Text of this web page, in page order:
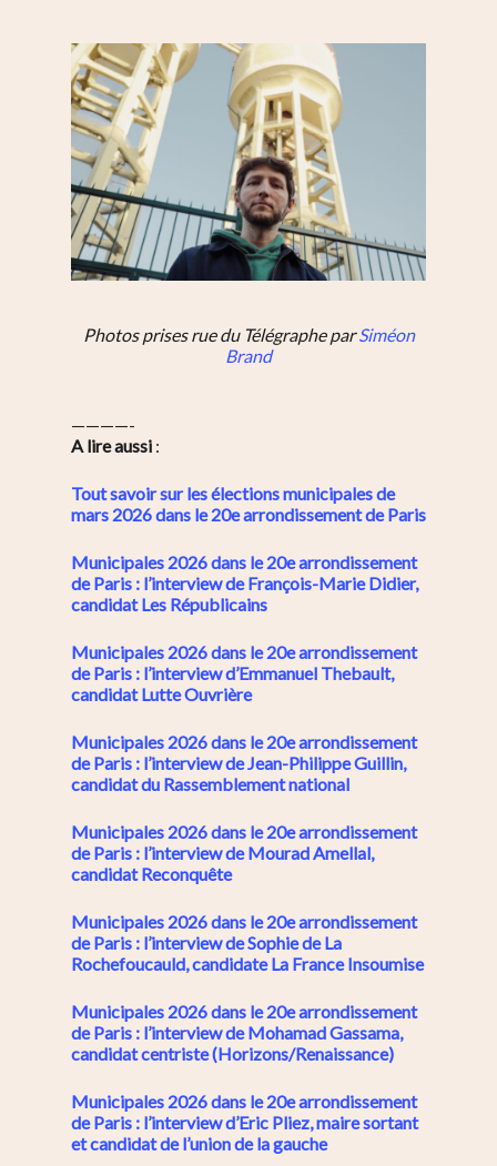
Photos prises rue du Télégraphe parSiméon
Brand
————-
A lire aussi :
Tout savoir sur les élections municipales de
mars 2026 dans le 20e arrondissement de Paris
Municipales 2026 dans le 20e arrondissement
de Paris : l’interview de François-Marie Didier,
candidat Les Républicains
Municipales 2026 dans le 20e arrondissement
de Paris : l’interview d’Emmanuel Thebault,
candidat Lutte Ouvrière
Municipales 2026 dans le 20e arrondissement
de Paris : l’interview de Jean-Philippe Guillin,
candidat du Rassemblement national
Municipales 2026 dans le 20e arrondissement
de Paris : l’interview de Mourad Amellal,
candidat Reconquête
Municipales 2026 dans le 20e arrondissement
de Paris : l’interview de Sophie de La
Rochefoucauld, candidate La France Insoumise
Municipales 2026 dans le 20e arrondissement
de Paris : l’interview de Mohamad Gassama,
candidat centriste (Horizons/Renaissance)
Municipales 2026 dans le 20e arrondissement
de Paris : l’interview d’Eric Pliez, maire sortant
et candidat de l’union de la gauche